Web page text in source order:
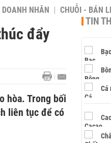
DOANH NHÂN CHUỖI - BÁN
đẩy
hòa. Trong bối
liên tục để có
TIN
Bạc
Cá